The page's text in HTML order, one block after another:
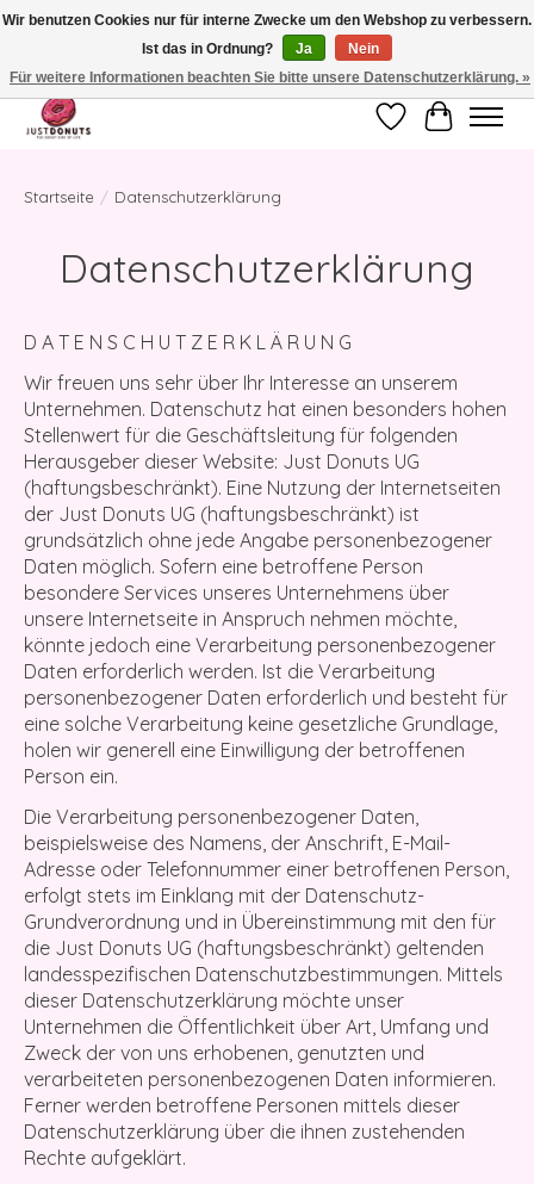
JUST DONUTS - THE DONUT SIDE OF LIFE - WEGEN UMGESTALTUNG
VORÜBERGEHEND GESCHLOSSEN
Wunschzettel
Ihr
Startseite / Datenschutzerklärung
Datenschutzerklärung
D A T E N S C H U T Z E R K L Ä R U N G
Wir freuen uns sehr über Ihr Interesse an unserem
Unternehmen. Datenschutz hat einen besonders hohen
Stellenwert für die Geschäftsleitung für folgenden
Herausgeber dieser Website: Just Donuts UG
(haftungsbeschränkt). Eine Nutzung der Internetseiten
der Just Donuts UG (haftungsbeschränkt) ist
grundsätzlich ohne jede Angabe personenbezogener
Daten möglich. Sofern eine betroffene Person
besondere Services unseres Unternehmens über
unsere Internetseite in Anspruch nehmen möchte,
könnte jedoch eine Verarbeitung personenbezogener
Daten erforderlich werden. Ist die Verarbeitung
personenbezogener Daten erforderlich und besteht für
eine solche Verarbeitung keine gesetzliche Grundlage,
holen wir generell eine Einwilligung der betroffenen
Person ein.
Die Verarbeitung personenbezogener Daten,
beispielsweise des Namens, der Anschrift, E-Mail-
Adresse oder Telefonnummer einer betroffenen Person,
erfolgt stets im Einklang mit der Datenschutz-
Grundverordnung und in Übereinstimmung mit den für
die Just Donuts UG (haftungsbeschränkt) geltenden
landesspezifischen Datenschutzbestimmungen. Mittels
dieser Datenschutzerklärung möchte unser
Unternehmen die Öffentlichkeit über Art, Umfang und
Zweck der von uns erhobenen, genutzten und
verarbeiteten personenbezogenen Daten informieren.
Ferner werden betroffene Personen mittels dieser
Datenschutzerklärung über die ihnen zustehenden
Rechte aufgeklärt.
Wir benutzen Cookies nur für interne Zwecke um den Webshop zu verbessern.
Ist das in Ordnung?
Ja
Nein
Für weitere Informationen beachten Sie bitte unsere Datenschutzerklärung. »